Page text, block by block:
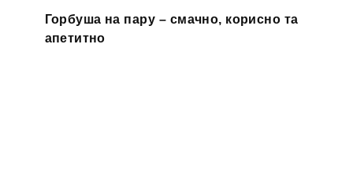
Горбуша на пару – смачно, корисно та
апетитно